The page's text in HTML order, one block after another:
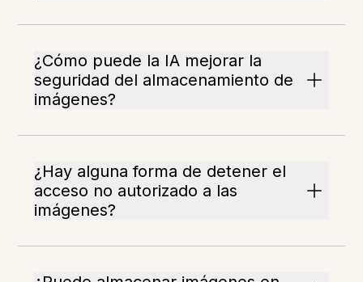
¿Cómo puede la IA mejorar la
seguridad del almacenamiento de
imágenes?
¿Hay alguna forma de detener el
acceso no autorizado a las
imágenes?